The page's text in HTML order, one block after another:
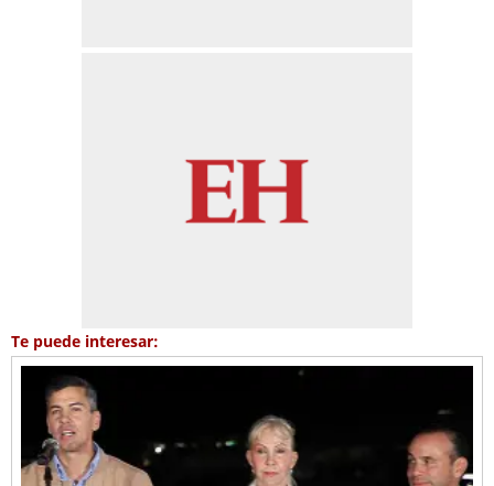
Te puede interesar: